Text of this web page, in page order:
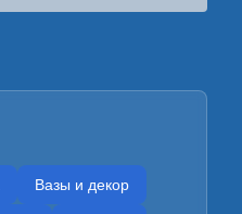
Вазы и декор